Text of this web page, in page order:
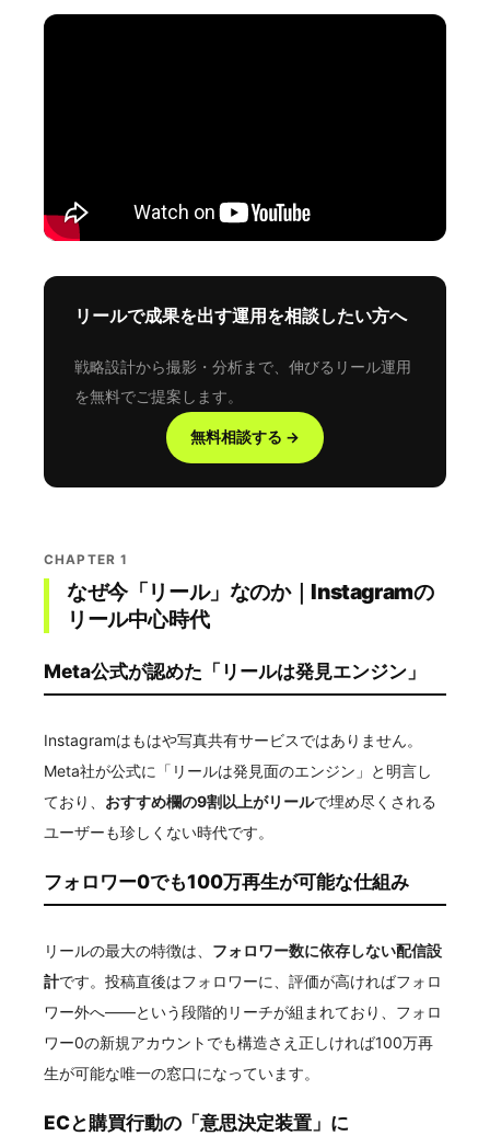
リールで成果を出す運用を相談したい方へ
戦略設計から撮影・分析まで、伸びるリール運用
を無料でご提案します。
無料相談する →
CHAPTER 1
なぜ今「リール」なのか｜Instagramの
リール中心時代
Meta公式が認めた「リールは発見エンジン」
Instagramはもはや写真共有サービスではありません。
Meta社が公式に「リールは発見面のエンジン」と明言し
ており、 おすすめ欄の9割以上がリールで埋め尽くされる
ユーザーも珍しくない時代です。
フォロワー0でも100万再生が可能な仕組み
リールの最大の特徴は、 フォロワー数に依存しない配信設
計です。投稿直後はフォロワーに、評価が高ければフォロ
ワー外へ——という段階的リーチが組まれており、フォロ
ワー0の新規アカウントでも構造さえ正しければ100万再
生が可能な唯一の窓口になっています。
ECと購買行動の「意思決定装置」に